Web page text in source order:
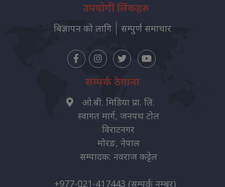
उपयोगी लिंकहरु
बिज्ञापन को लागि सम्पुर्ण समाचार
सम्पर्क ठेगाना
ओ.बी. मिडिया प्रा. लि.
स्वागत मार्ग, जनपथ टोल
विराटनगर
मोरङ, नेपाल
सम्पादक: नवराज कट्टेल
+977-021-417443 (सम्पर्क नम्बर)